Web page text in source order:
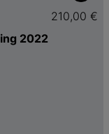
210,00 €
2022